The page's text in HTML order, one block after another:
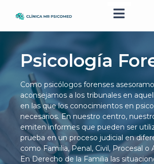
Menú
Psicología
Como psicólogos forenses
aconsejamos a los tribunales en
en las que los conocimientos en
necesarios. En nuestro centro,
emiten informes que pueden ser
prueba en un proceso judicial en
como Familia, Penal, Civil, Procesal o
En Derecho de la Familia las